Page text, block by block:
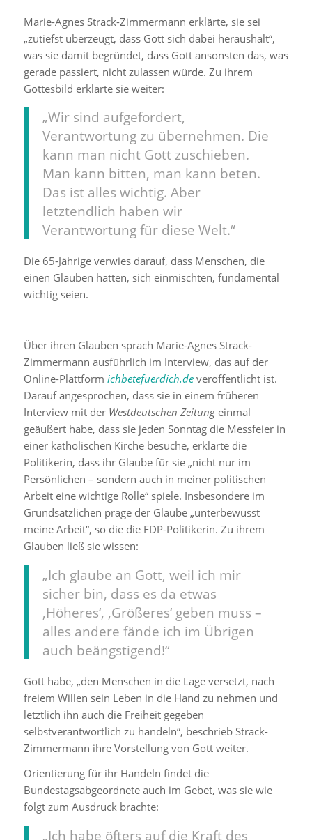
Marie-Agnes Strack-Zimmermann erklärte, sie sei
„zutiefst überzeugt, dass Gott sich dabei heraushält“,
was sie damit begründet, dass Gott ansonsten das, was
gerade passiert, nicht zulassen würde. Zu ihrem
Gottesbild erklärte sie weiter:
„Wir sind aufgefordert,
Verantwortung zu übernehmen. Die
kann man nicht Gott zuschieben.
Man kann bitten, man kann beten.
Das ist alles wichtig. Aber
letztendlich haben wir
Verantwortung für diese Welt.“
Die 65-Jährige verwies darauf, dass Menschen, die
einen Glauben hätten, sich einmischten, fundamental
wichtig seien.
Über ihren Glauben sprach Marie-Agnes Strack-
Zimmermann ausführlich im Interview, das auf der
Online-Plattform ichbetefuerdich.de veröffentlicht ist.
Darauf angesprochen, dass sie in einem früheren
Interview mit der Westdeutschen Zeitungeinmal
geäußert habe, dass sie jeden Sonntag die Messfeier in
einer katholischen Kirche besuche, erklärte die
Politikerin, dass ihr Glaube für sie „nicht nur im
Persönlichen – sondern auch in meiner politischen
Arbeit eine wichtige Rolle“ spiele. Insbesondere im
Grundsätzlichen präge der Glaube „unterbewusst
meine Arbeit“, so die die FDP-Politikerin. Zu ihrem
Glauben ließ sie wissen:
„Ich glaube an Gott, weil ich mir
sicher bin, dass es da etwas
‚Höheres‘, ‚Größeres‘ geben muss –
alles andere fände ich im Übrigen
auch beängstigend!“
Gott habe, „den Menschen in die Lage versetzt, nach
freiem Willen sein Leben in die Hand zu nehmen und
letztlich ihn auch die Freiheit gegeben
selbstverantwortlich zu handeln“, beschrieb Strack-
Zimmermann ihre Vorstellung von Gott weiter.
Orientierung für ihr Handeln findet die
Bundestagsabgeordnete auch im Gebet, was sie wie
folgt zum Ausdruck brachte:
„Ich habe öfters auf die Kraft des